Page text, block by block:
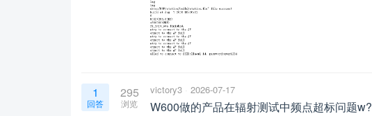
1
回答
295
浏览
victory3 2026-07-17
W600做的产品在辐射测试中频点超标问题w?